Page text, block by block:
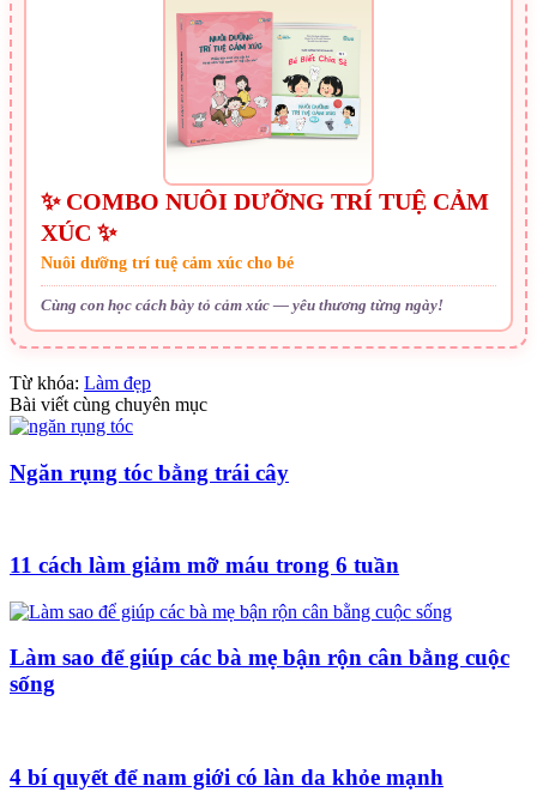
✨ COMBO NUÔI DƯỠNG TRÍ TUỆ CẢM
XÚC ✨
Nuôi dưỡng trí tuệ cảm xúc cho bé
Cùng con học cách bày tỏ cảm xúc — yêu thương từng ngày!
Từ khóa: Làm đẹp
Bài viết cùng chuyên mục
Ngăn rụng tóc bằng trái cây
11 cách làm giảm mỡ máu trong 6 tuần
Làm sao để giúp các bà mẹ bận rộn cân bằng cuộc
sống
4 bí quyết để nam giới có làn da khỏe mạnh